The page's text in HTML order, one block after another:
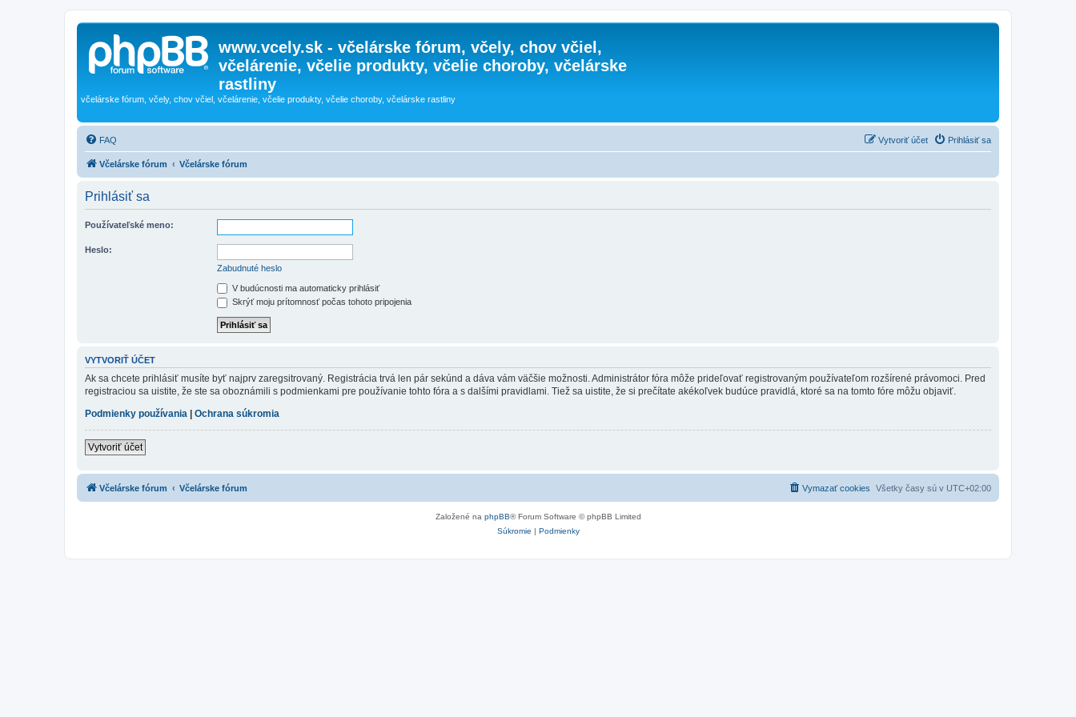
www.vcely.sk - včelárske fórum, včely, chov včiel,
včelárenie, včelie produkty, včelie choroby, včelárske
rastliny
včelárske fórum, včely, chov včiel, včelárenie, včelie produkty, včelie choroby, včelárske rastliny
FAQ Prihlásiť sa
Vytvoriť účet
Včelárske fórum Včelárske fórum
Prihlásiť sa
Používateľské meno:
Heslo:
Zabudnuté heslo
V budúcnosti ma automaticky prihlásiť
Skrýť moju prítomnosť počas tohoto pripojenia
VYTVORIŤ ÚČET
Ak sa chcete prihlásiť musíte byť najprv zaregsitrovaný. Registrácia trvá len pár sekúnd a dáva vám väčšie možnosti. Administrátor fóra môže prideľovať registrovaným používateľom rozšírené právomoci. Pred
registraciou sa uistite, že ste sa oboznámili s podmienkami pre používanie tohto fóra a s dalšími pravidlami. Tiež sa uistite, že si prečítate akékoľvek budúce pravidlá, ktoré sa na tomto fóre môžu objaviť.
Podmienky používania
Ochrana súkromia
Vytvoriť účet
Včelárske fórum Včelárske fórum Všetky časy sú v UTC+02:00
Vymazať cookies
Založené na phpBB® Forum Software © phpBB Limited
Súkromie | Podmienky